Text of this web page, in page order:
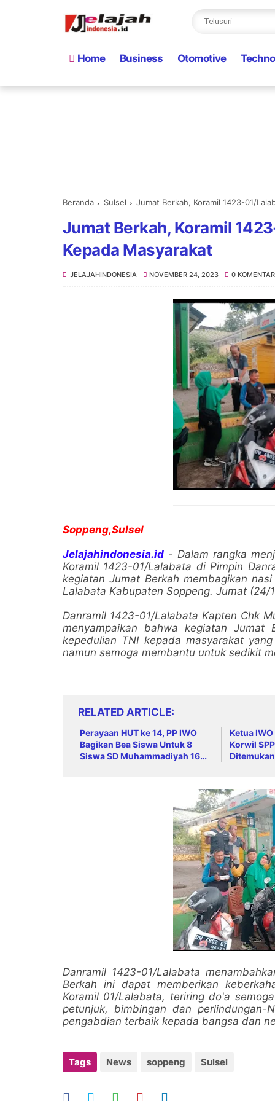
Home Business Otomotive
Beranda Sulsel Jumat Berkah, Koramil 1423-01/
Jumat Berkah, Koramil
Kepada Masyarakat
JELAJAHINDONESIA NOVEMBER 24, 2023 0 KOMENTAR
Soppeng,Sulsel
Jelajahindonesia.id - Dalam rangka
Koramil 1423-01/Lalabata di Pimpin
kegiatan Jumat Berkah membagikan
Lalabata Kabupaten Soppeng. Jumat (24/
Danramil 1423-01/Lalabata Kapten Chk
menyampaikan bahwa kegiatan
kepedulian TNI kepada masyarakat
namun semoga membantu untuk sedikit
RELATED ARTICLE
Perayaan HUT ke 14, PP IWO
Bagikan Bea Siswa Untuk 8
Siswa SD Muhammadiyah 16
Ketua
Korwil
Danramil 1423-01/Lalabata
Berkah ini dapat memberikan
Koramil 01/Lalabata, teriring do'a
petunjuk, bimbingan dan
pengabdian terbaik kepada bangsa dan
Tags News soppeng Sulsel